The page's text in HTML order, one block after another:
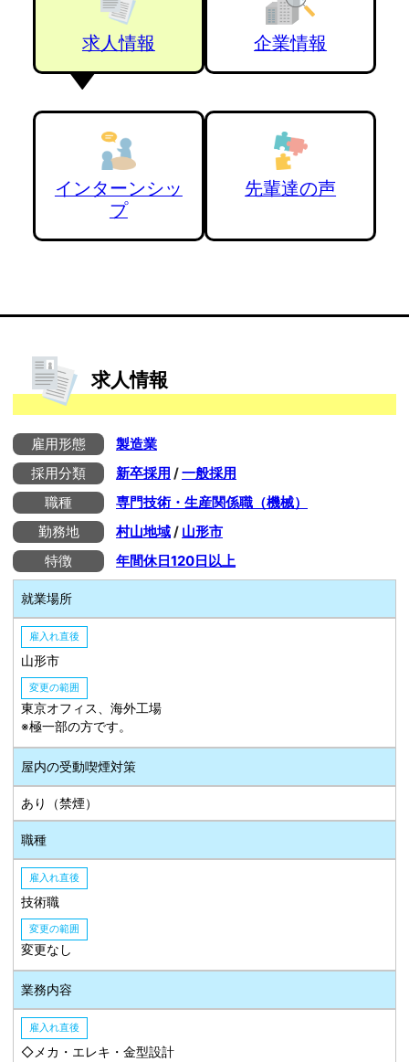
求人情報 企業情報
インターンシッ
プ
先輩達の声
求人情報
雇用形態
製造業
採用分類
新卒採用 /一般採用
職種
専門技術・生産関係職（機械）
勤務地
村山地域/ 山形市
特徴
年間休日120日以上
就業場所
雇入れ直後
山形市
変更の範囲
東京オフィス、海外工場
※極一部の方です。
屋内の受動喫煙対策
あり（禁煙）
職種
雇入れ直後
技術職
変更の範囲
変更なし
業務内容
雇入れ直後
◇メカ・エレキ・金型設計